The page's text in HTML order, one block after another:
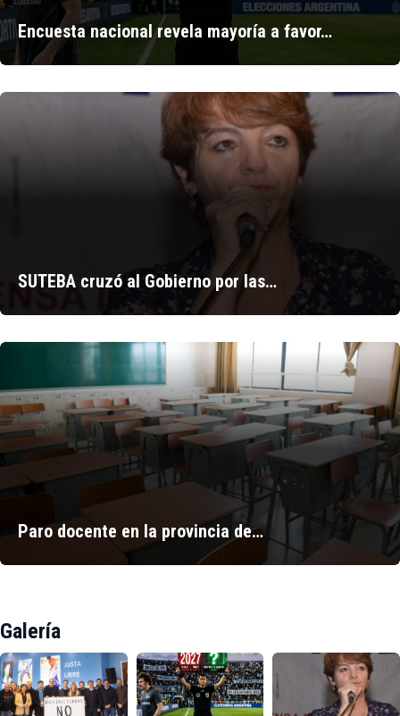
Encuesta nacional revela mayoría a favor…
SUTEBA cruzó al Gobierno por las…
Paro docente en la provincia de…
Galería